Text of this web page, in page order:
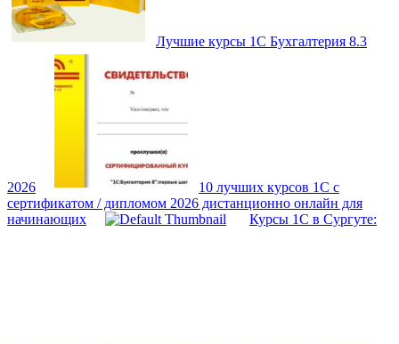
Лучшие курсы 1С Бухгалтерия 8.3
2026
10 лучших курсов 1С с
сертификатом / дипломом 2026 дистанционно онлайн для
начинающих
Курсы 1С в Сургуте: